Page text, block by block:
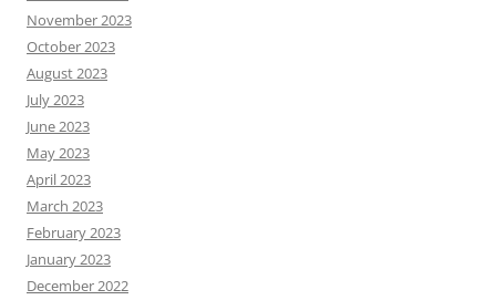
November 2023
October 2023
August 2023
July 2023
June 2023
May 2023
April 2023
March 2023
February 2023
January 2023
December 2022